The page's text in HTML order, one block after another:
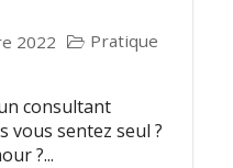
2022
Pratique
consultant
vous sentez seul ?
?...